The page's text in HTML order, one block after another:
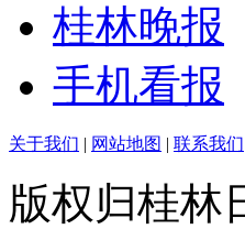
桂林晚报
手机看报
关于我们 | 网站地图 | 联系我们
版权归桂林